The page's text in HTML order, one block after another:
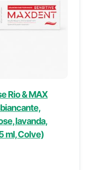
Rio & MAX
lavanda,
ml, Colve)